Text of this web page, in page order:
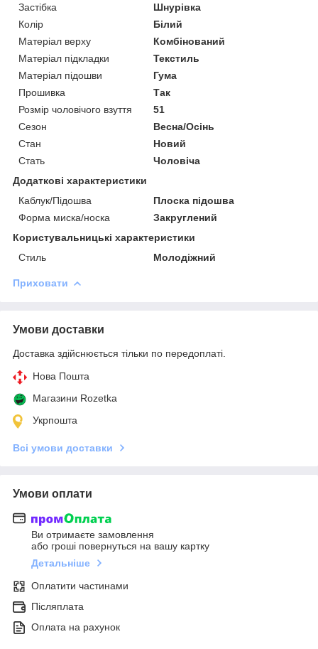
Застібка
Шнурівка
Колір
Білий
Матеріал верху
Комбінований
Матеріал підкладки
Текстиль
Матеріал підошви
Гума
Прошивка
Так
Розмір чоловічого взуття
51
Сезон
Весна/Осінь
Стан
Новий
Стать
Чоловіча
Додаткові характеристики
Каблук/Підошва
Плоска підошва
Форма миска/носка
Закруглений
Користувальницькі характеристики
Стиль
Молодіжний
Приховати
Умови доставки
Доставка здійснюється тільки по передоплаті.
Нова Пошта
Магазини Rozetka
Укрпошта
Всі умови доставки
Умови оплати
Ви отримаєте замовлення
або гроші повернуться на вашу картку
Детальніше
Оплатити частинами
Післяплата
Оплата на рахунок